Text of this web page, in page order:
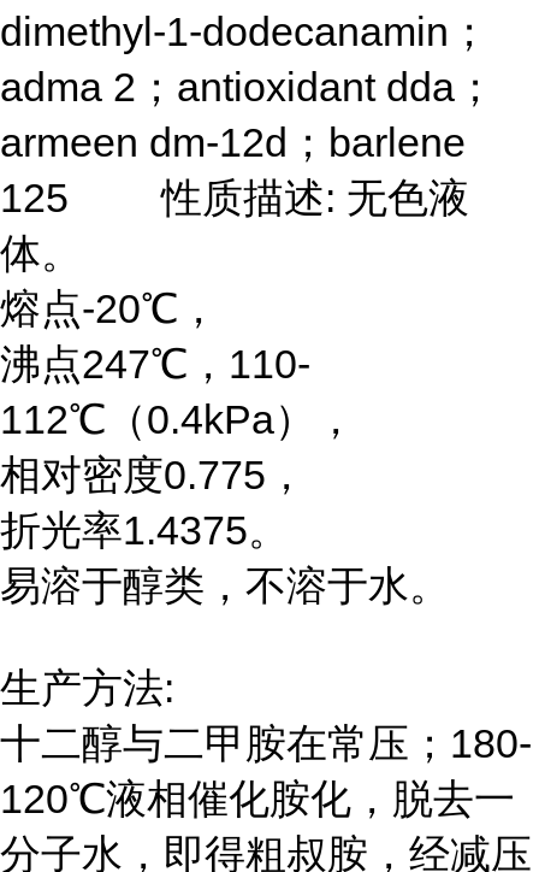
dimethyl-1-dodecanamin；
adma 2；antioxidant dda；
armeen dm-12d；barlene
125 性质描述: 无色液
体。
熔点-20℃，
沸点247℃，110-
112℃（0.4kPa），
相对密度0.775，
折光率1.4375。
易溶于醇类，不溶于水。
生产方法:
十二醇与二甲胺在常压；180-
120℃液相催化胺化，脱去一
分子水，即得粗叔胺，经减压